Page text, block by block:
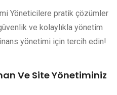
Yöneticilere pratik çözümler
ve kolaylıkla yönetim
yönetimi için tercih edin!
Ve Site Yönetiminiz